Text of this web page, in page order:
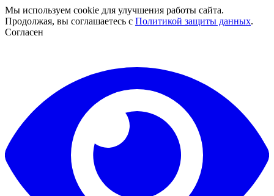
Мы используем cookie для улучшения работы сайта.
Продолжая, вы соглашаетесь с Политикой защиты данных.
Согласен